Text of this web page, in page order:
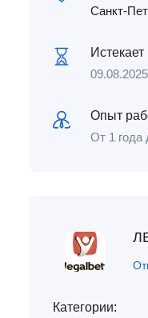
Санкт-
Истекает
09.08.2025
Опыт
От 1 года
Категории: